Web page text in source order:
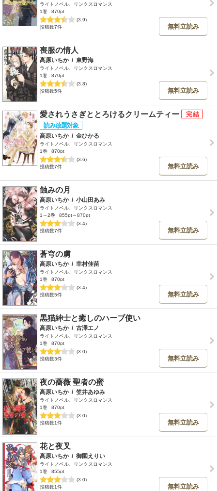
ライトノベル、リンクスロマンス
1巻
870pt
(3.9)
投稿数7件
無料立読み
喪服の情人
高原いちか / 東野海
ライトノベル、リンクスロマンス
1巻
870pt
(3.8)
投稿数5件
無料立読み
愛されうさぎととろけるクリームティー
高原いちか / 金ひかる
ライトノベル、リンクスロマンス
1巻
870pt
(3.6)
投稿数7件
無料立読み
蝕みの月
高原いちか / 小山田あみ
ライトノベル、リンクスロマンス
1～2巻
855pt～870pt
(3.4)
投稿数7件
無料立読み
蒼穹の虜
高原いちか / 幸村佳苗
ライトノベル、リンクスロマンス
1巻
870pt
(3.4)
投稿数5件
無料立読み
黒猫紳士と癒しのハーブ使い
高原いちか / 古澤エノ
ライトノベル、リンクスロマンス
1巻
870pt
(3.0)
投稿数3件
無料立読み
夜の薔薇 聖者の蜜
高原いちか / 笠井あゆみ
ライトノベル、リンクスロマンス
1巻
870pt
(3.0)
投稿数1件
無料立読み
花と夜叉
高原いちか / 御園えりい
ライトノベル、リンクスロマンス
1巻
855pt
(3.0)
投稿数1件
無料立読み